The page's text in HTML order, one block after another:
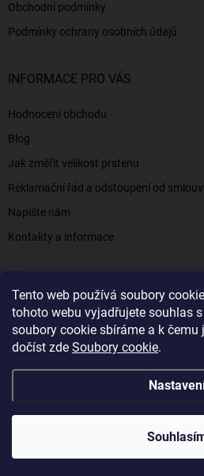
Tento web používá soubory
tohoto webu vyjadřujete souhlas
soubory cookie sbíráme a k čemu
dočíst zde Soubory cookie.
Obchodní podmínky
Podmínky ochrany osobních údajů
INFORMACE PRO VÁS
Hodnocení obchodu
Blog
Jak změřit velikost prstenu
Reklamační řád a odstoupení od
Napište nám
Kontakty a informace
Elenys.cz - šperky, kterým
Vytvořil